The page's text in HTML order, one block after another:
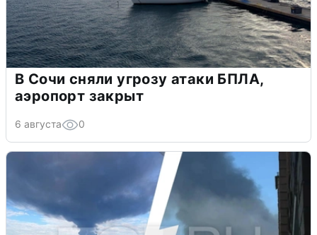
В Сочи сняли угрозу атаки БПЛА,
аэропорт закрыт
6 августа 0